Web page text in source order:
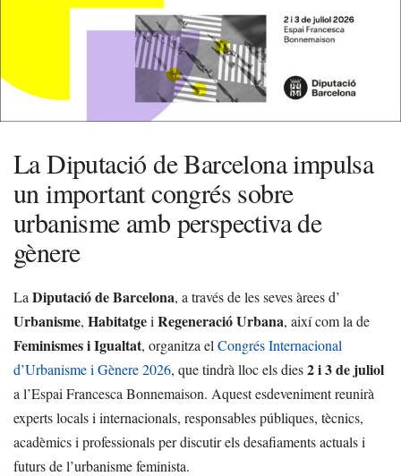
La Diputació de Barcelona impulsa
un important congrés sobre
urbanisme amb perspectiva de
gènere
La Diputació de Barcelona, a través de les seves àrees d’
Urbanisme, Habitatgei Regeneració Urbana, així com la de
Feminismes i Igualtat, organitza el Congrés Internacional
d’Urbanisme i Gènere 2026, que tindrà lloc els dies2 i 3 de juliol
a l’Espai Francesca Bonnemaison. Aquest esdeveniment reunirà
experts locals i internacionals, responsables públiques, tècnics,
acadèmics i professionals per discutir els desafiaments actuals i
futurs de l’urbanisme feminista.